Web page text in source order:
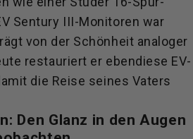
Sentury III-Monitoren war
von der Schönheit analoger
restauriert er ebendiese EV-
die Reise seines Vaters
Den Glanz in den Augen